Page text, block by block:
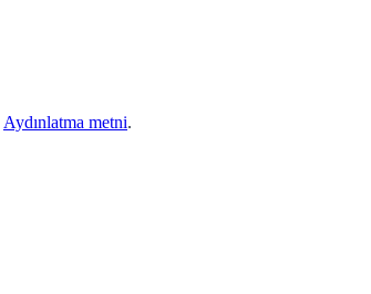
Aydınlatma metni.